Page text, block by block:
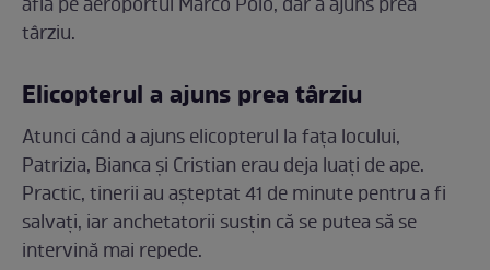
afla pe aeroportul Marco Polo, dar a ajuns prea
târziu.
Elicopterul a ajuns prea târziu
Atunci când a ajuns elicopterul la fața locului,
Patrizia, Bianca și Cristian erau deja luați de ape.
Practic, tinerii au așteptat 41 de minute pentru a fi
salvați, iar anchetatorii susțin că se putea să se
intervină mai repede.